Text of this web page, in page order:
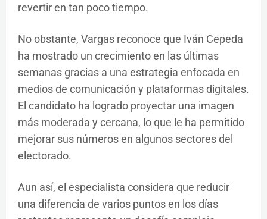
revertir en tan poco tiempo.
No obstante, Vargas reconoce que Iván Cepeda
ha mostrado un crecimiento en las últimas
semanas gracias a una estrategia enfocada en
medios de comunicación y plataformas digitales.
El candidato ha logrado proyectar una imagen
más moderada y cercana, lo que le ha permitido
mejorar sus números en algunos sectores del
electorado.
Aun así, el especialista considera que reducir
una diferencia de varios puntos en los días